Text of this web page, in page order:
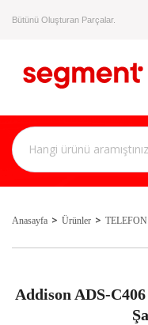
Bütünü Oluşturan Parçalar.
Anasayfa Ürünler
Addison ADS-